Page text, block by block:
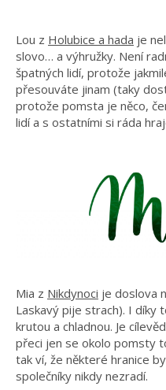
Lou z Holubice a hada je
slovo… a výhružky. Není
špatných lidí, protože
přesouváte jinam (taky
protože pomsta je něco,
lidí a s ostatními si ráda
Mia z Nikdynoci je doslova
Laskavý pije strach). I díky
krutou a chladnou. Je
přeci jen se okolo pomsty
tak ví, že některé hranice
společníky nikdy nezradí.